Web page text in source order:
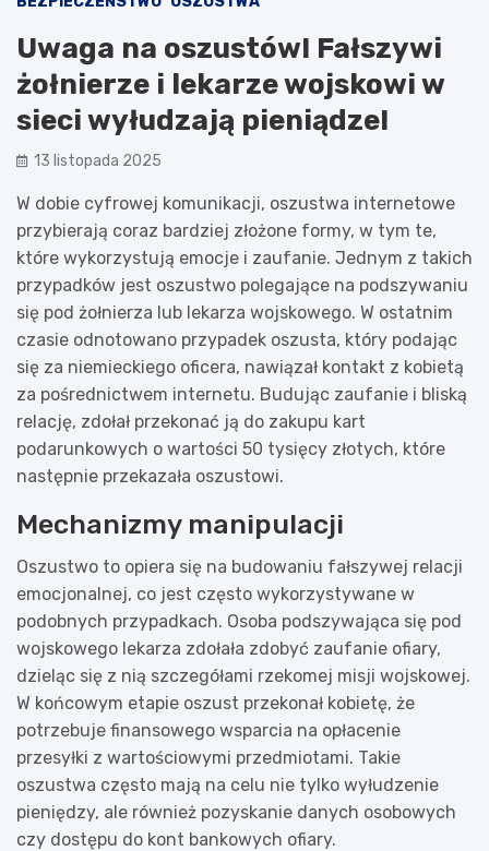
Uwaga na oszustów! Fałszywi
żołnierze i lekarze wojskowi w
sieci wyłudzają pieniądze!
13 listopada 2025
W dobie cyfrowej komunikacji, oszustwa internetowe
przybierają coraz bardziej złożone formy, w tym te,
które wykorzystują emocje i zaufanie. Jednym z takich
przypadków jest oszustwo polegające na podszywaniu
się pod żołnierza lub lekarza wojskowego. W ostatnim
czasie odnotowano przypadek oszusta, który podając
się za niemieckiego oficera, nawiązał kontakt z kobietą
za pośrednictwem internetu. Budując zaufanie i bliską
relację, zdołał przekonać ją do zakupu kart
podarunkowych o wartości 50 tysięcy złotych, które
następnie przekazała oszustowi.
Mechanizmy manipulacji
Oszustwo to opiera się na budowaniu fałszywej relacji
emocjonalnej, co jest często wykorzystywane w
podobnych przypadkach. Osoba podszywająca się pod
wojskowego lekarza zdołała zdobyć zaufanie ofiary,
dzieląc się z nią szczegółami rzekomej misji wojskowej.
W końcowym etapie oszust przekonał kobietę, że
potrzebuje finansowego wsparcia na opłacenie
przesyłki z wartościowymi przedmiotami. Takie
oszustwa często mają na celu nie tylko wyłudzenie
pieniędzy, ale również pozyskanie danych osobowych
czy dostępu do kont bankowych ofiary.